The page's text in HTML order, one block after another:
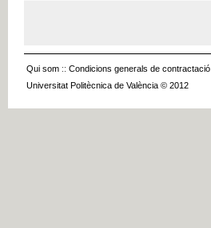
Qui som :: Condicions generals de contractació
Universitat Politècnica de València © 2012